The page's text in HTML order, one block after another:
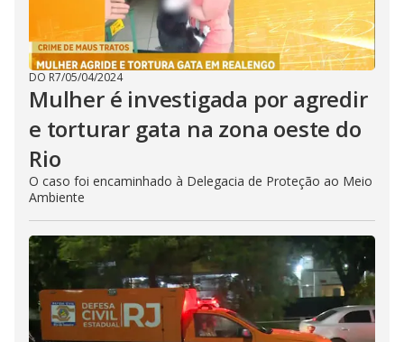
DO R7/05/04/2024
Mulher é investigada por agredir
e torturar gata na zona oeste do
Rio
O caso foi encaminhado à Delegacia de Proteção ao Meio
Ambiente